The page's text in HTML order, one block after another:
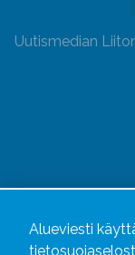
Uutismedian
Alueviesti